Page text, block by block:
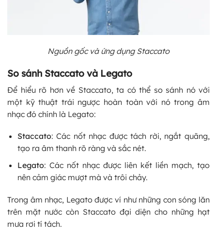
Nguồn gốc và ứng dụng Staccato
So sánh Staccato và Legato
Để hiểu rõ hơn về Staccato, ta có thể so sánh nó với
một kỹ thuật trái ngược hoàn toàn với nó trong âm
nhạc đó chính là Legato:
Staccato: Các nốt nhạc được tách rời, ngắt quãng,
tạo ra âm thanh rõ ràng và sắc nét.
Legato: Các nốt nhạc được liên kết liền mạch, tạo
nên cảm giác mượt mà và trôi chảy.
Trong âm nhạc, Legato được ví như những con sóng lăn
trên mặt nước còn Staccato đại diện cho những hạt
mưa rơi tí tách.